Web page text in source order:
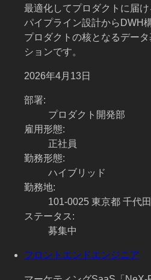
最適化してプロダクトに届
パイプライン設計からDWH
プロダクトの核となるデー
ションです。
2026年4月13日
部署:
プロダクト開発部
雇用形態:
正社員
勤務形態:
ハイブリッド
勤務地:
101-0025 東京都 千代
ステータス:
募集中
フロントエンドエンジニア